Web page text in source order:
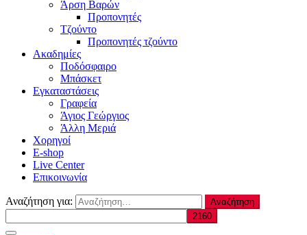
Άρση Βαρών
Προπονητές
Τζούντο
Προπονητές τζούντο
Ακαδημίες
Ποδόσφαιρο
Μπάσκετ
Εγκαταστάσεις
Γραφεία
Άγιος Γεώργιος
Άλλη Μεριά
Χορηγοί
E-shop
Live Center
Επικοινωνία
Αναζήτηση για: